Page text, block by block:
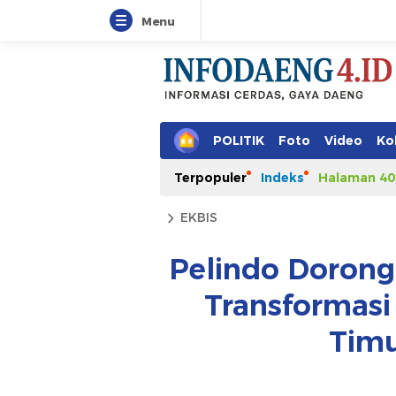
Menu
POLITIK Foto Video
Terpopuler Indeks Halaman
EKBIS
Pelindo